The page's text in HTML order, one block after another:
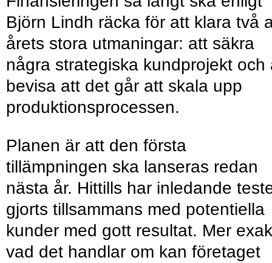
Björn Lindh räcka för att klara två
årets stora utmaningar: att säkra
några strategiska kundprojekt och
bevisa att det går att skala upp
produktionsprocessen.
Planen är att den första
tillämpningen ska lanseras redan
nästa år. Hittills har inledande
gjorts tillsammans med potentiella
kunder med gott resultat. Mer
vad det handlar om kan företaget